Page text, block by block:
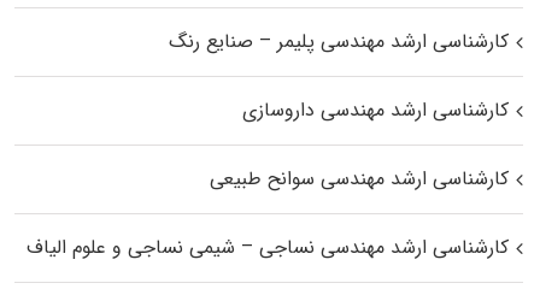
کارشناسی ارشد مهندسی پلیمر – صنایع رنگ
کارشناسی ارشد مهندسی داروسازی
کارشناسی ارشد مهندسی سوانح طبیعی
کارشناسی ارشد مهندسی نساجی – شیمی نساجی و علوم الیاف